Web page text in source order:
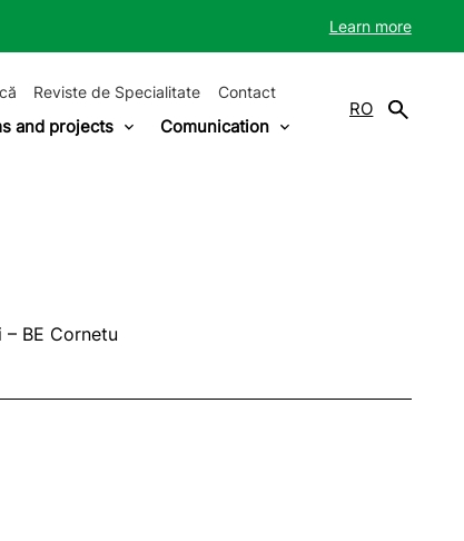
Learn more
Reviste de Specialitate Contact
and projects Comunication
RO
BE Cornetu